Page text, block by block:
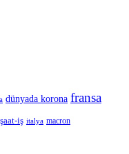
dünyada korona fransa
iş italya macron